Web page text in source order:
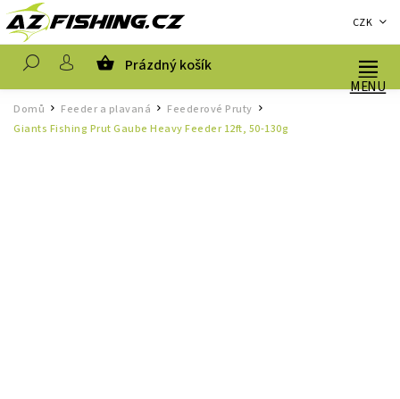
CZK
Prázdný košík
Domů / Feeder a plavaná / Feederové Pruty
Giants Fishing Prut Gaube Heavy Feeder 12ft, 50-130g